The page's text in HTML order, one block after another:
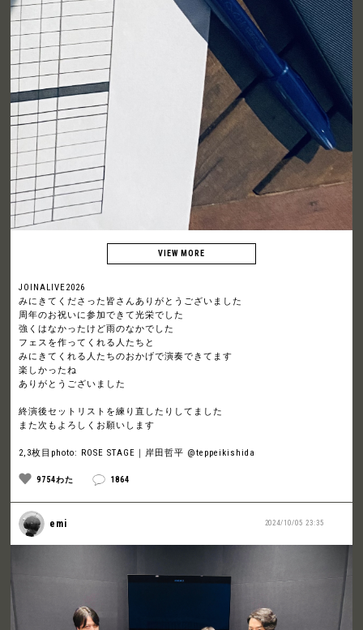
JOINALIVE2026
みにきてくださった皆さんありがとうございました
周年のお祝いに参加できて光栄でした
強くはなかったけど雨のなかでした
フェスを作ってくれる人たちと
みにきてくれる人たちのおかげで演奏できてます
楽しかったね
ありがとうございました
終演後セットリストを練り直したりしてました
また次もよろしくお願いします
2,3枚目photo: ROSE STAGE｜岸田哲平 @teppeikishida
9754わた 1864
2024/10/05 23:35
emi